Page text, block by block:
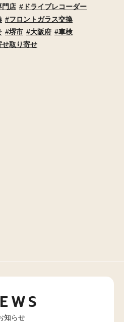
門店
ドライブレコーダー
フロントガラス交換
堺市 大阪府
車検
せ取り寄せ
知らせ